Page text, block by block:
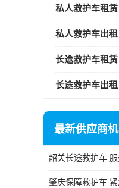
私人救护车租赁
私人救护车出租
长途救护车租赁
长途救护车出租
最新供应商机